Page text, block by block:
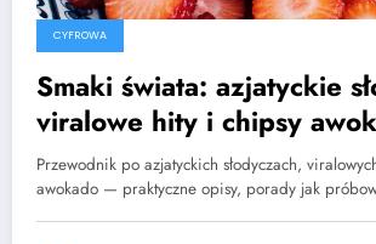
CYFROWA
Smaki świata: azjatyckie
viralowe hity i chipsy
Przewodnik po azjatyckich słodyczach,
awokado — praktyczne opisy, porady jak